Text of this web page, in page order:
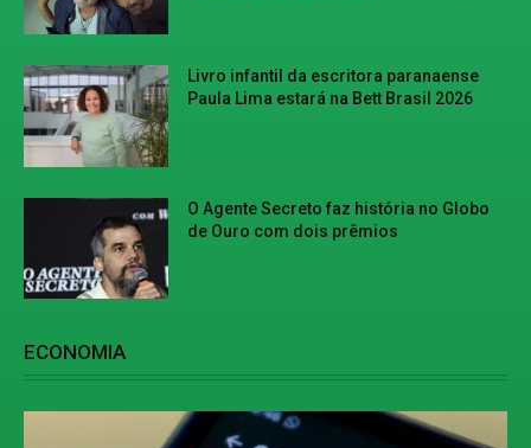
Livro infantil da escritora paranaense
Paula Lima estará na Bett Brasil 2026
O Agente Secreto faz história no Globo
de Ouro com dois prêmios
ECONOMIA